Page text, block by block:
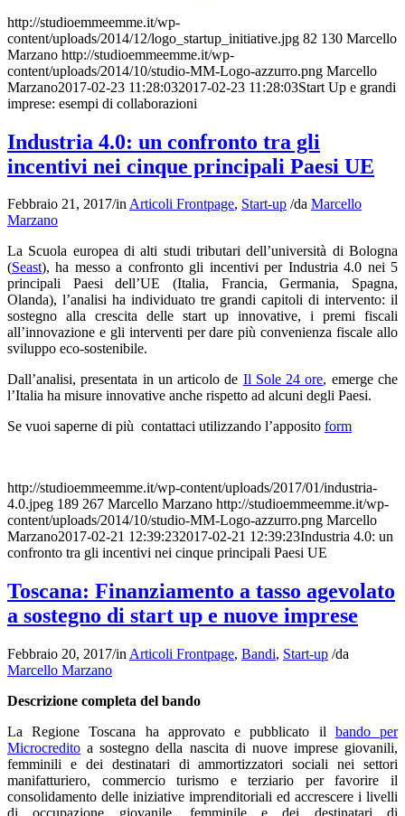
http://studioemmeemme.it/wp-
content/uploads/2014/12/logo_startup_initiative.jpg 82 130 Marcello
Marzano http://studioemmeemme.it/wp-
content/uploads/2014/10/studio-MM-Logo-azzurro.png Marcello
Marzano2017-02-23 11:28:032017-02-23 11:28:03Start Up e grandi
imprese: esempi di collaborazioni
Industria 4.0: un confronto tra gli
incentivi nei cinque principali Paesi UE
Febbraio 21, 2017/inArticoli Frontpage, Start-up /da Marcello
Marzano
La Scuola europea di alti studi tributari dell’università di Bologna
(Seast), ha messo a confronto gli incentivi per Industria 4.0 nei 5
principali Paesi dell’UE (Italia, Francia, Germania, Spagna,
Olanda), l’analisi ha individuato tre grandi capitoli di intervento: il
sostegno alla crescita delle start up innovative, i premi fiscali
all’innovazione e gli interventi per dare più convenienza fiscale allo
sviluppo eco-sostenibile.
Dall’analisi, presentata in un articolo de Il Sole 24 ore, emerge che
l’Italia ha misure innovative anche rispetto ad alcuni degli Paesi.
Se vuoi saperne di più contattaci utilizzando l’apposito form
http://studioemmeemme.it/wp-content/uploads/2017/01/industria-
4.0.jpeg 189 267 Marcello Marzano http://studioemmeemme.it/wp-
content/uploads/2014/10/studio-MM-Logo-azzurro.png Marcello
Marzano2017-02-21 12:39:232017-02-21 12:39:23Industria 4.0: un
confronto tra gli incentivi nei cinque principali Paesi UE
Toscana: Finanziamento a tasso agevolato
a sostegno di start up e nuove imprese
Febbraio 20, 2017/in Articoli Frontpage, Bandi, Start-up /da
Marcello Marzano
Descrizione completa del bando
La Regione Toscana ha approvato e pubblicato il bando per
Microcredito a sostegno della nascita di nuove imprese giovanili,
femminili e dei destinatari di ammortizzatori sociali nei settori
manifatturiero, commercio turismo e terziario per favorire il
consolidamento delle iniziative imprenditoriali ed accrescere i livelli